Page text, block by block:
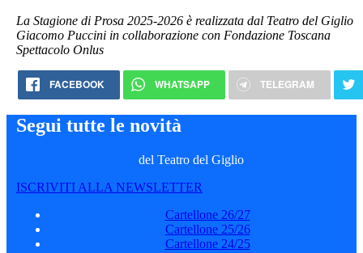
La Stagione di Prosa 2025-2026 è realizzata dal Teatro del Giglio
Giacomo Puccini in collaborazione con Fondazione Toscana
Spettacolo Onlus
FACEBOOK WHATSAPP TELEGRAM
Segui tutte le novità
del Teatro del Giglio
ISCRIVITI ALLA NEWSLETTER
Cartellone 26/27
Cartellone 25/26
Cartellone 24/25